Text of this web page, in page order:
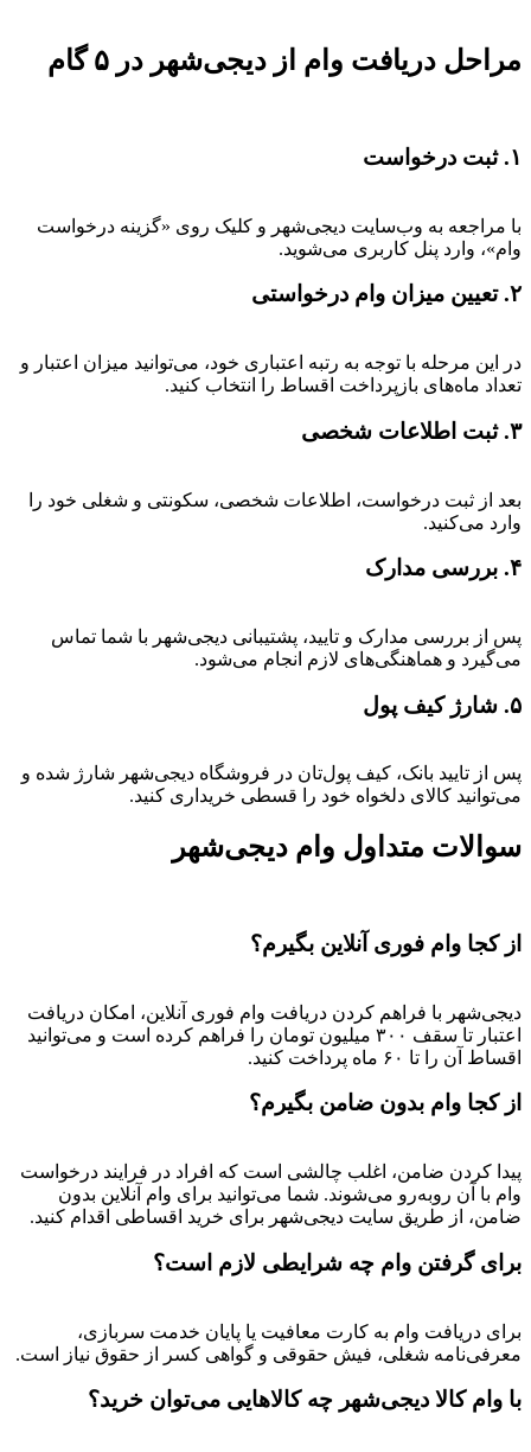
مراحل دریافت وام از دیجی‌شهر در ۵ گام
۱. ثبت درخواست
با مراجعه به وب‌سایت دیجی‌شهر و کلیک روی «گزینه درخواست
وام»، وارد پنل کاربری می‌شوید.
۲. تعیین میزان وام درخواستی
در این مرحله با توجه به رتبه اعتباری خود، می‌توانید میزان اعتبار و
تعداد ماه‌های بازپرداخت اقساط را انتخاب کنید.
۳. ثبت اطلاعات شخصی
بعد از ثبت درخواست، اطلاعات شخصی، سکونتی و شغلی خود را
وارد می‌کنید.
۴. بررسی مدارک
پس از بررسی مدارک و تایید، پشتیبانی دیجی‌شهر با شما تماس
می‌گیرد و هماهنگی‌های لازم انجام می‌شود.
۵. شارژ کیف پول
پس از تایید بانک، کیف پول‌تان در فروشگاه دیجی‌شهر شارژ شده و
می‌توانید کالای دلخواه خود را قسطی خریداری کنید.
سوالات متداول وام دیجی‌شهر
از کجا وام فوری آنلاین بگیرم؟
دیجی‌شهر با فراهم کردن دریافت وام فوری آنلاین، امکان دریافت
اعتبار تا سقف ۳۰۰ میلیون تومان را فراهم کرده است و می‌توانید
اقساط آن را تا ۶۰ ماه پرداخت کنید.
از کجا وام بدون ضامن بگیرم؟
پیدا کردن ضامن، اغلب چالشی است که افراد در فرایند درخواست
وام با آن روبه‌رو می‌شوند. شما می‌توانید برای وام آنلاین بدون
ضامن، از طریق سایت دیجی‌شهر برای خرید اقساطی اقدام کنید.
برای گرفتن وام چه شرایطی لازم است؟
برای دریافت وام به کارت معافیت یا پایان خدمت سربازی،
معرفی‌نامه شغلی، فیش حقوقی و گواهی کسر از حقوق نیاز است.
با وام کالا دیجی‌شهر چه کالاهایی می‌توان خرید؟